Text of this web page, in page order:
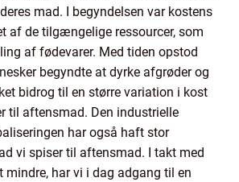
mad. I begyndelsen var kostens
af de tilgængelige ressourcer, som
af fødevarer. Med tiden opstod
begyndte at dyrke afgrøder og
bidrog til en større variation i kost
til aftensmad. Den industrielle
har også haft stor
vi spiser til aftensmad. I takt med
mindre, har vi i dag adgang til en